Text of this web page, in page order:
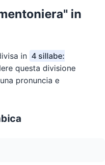
in
in 4 sillabe:
questa divisione
pronuncia e